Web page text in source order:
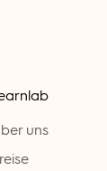
uns